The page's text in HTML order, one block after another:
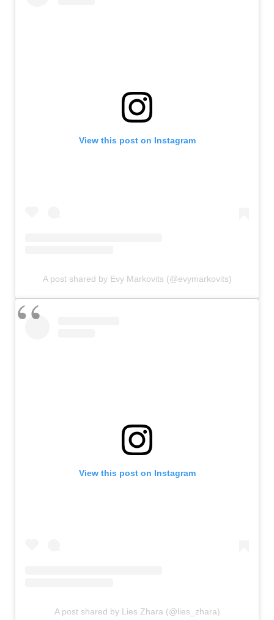
View this post on Instagram
A post shared by Evy Markovits (@evymarkovits)
View this post on Instagram
A post shared by Lies Zhara (@lies_zhara)